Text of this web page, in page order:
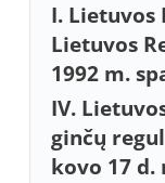
I. Lietuvos
Lietuvos
1992 m.
IV.
ginčų
kovo 17 d.